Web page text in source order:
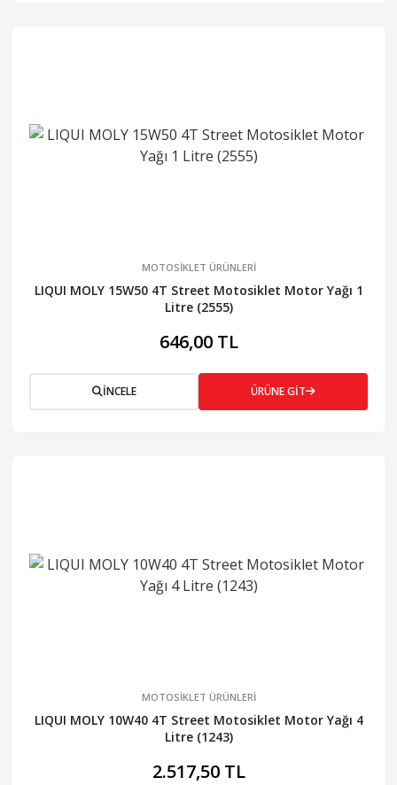
MOTOSİKLET ÜRÜNLERİ
LIQUI MOLY 15W50 4T Street Motosiklet Motor Yağı 1
Litre (2555)
646,00 TL
İNCELE ÜRÜNE GİT
MOTOSİKLET ÜRÜNLERİ
LIQUI MOLY 10W40 4T Street Motosiklet Motor Yağı 4
Litre (1243)
2.517,50 TL